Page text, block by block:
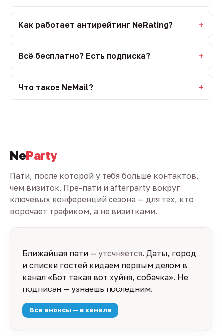
Как работает антирейтинг NeRating?
Всё бесплатно? Есть подписка?
Что такое NeMail?
NeParty
Пати, после которой у тебя больше контактов,
чем визиток. Пре-пати и afterparty вокруг
ключевых конференций сезона — для тех, кто
ворочает трафиком, а не визитками.
Ближайшая пати — уточняется. Даты, город
и списки гостей кидаем первым делом в
канал «Вот такая вот хуйня, собачка». Не
подписан — узнаешь последним.
Все анонсы — в канале